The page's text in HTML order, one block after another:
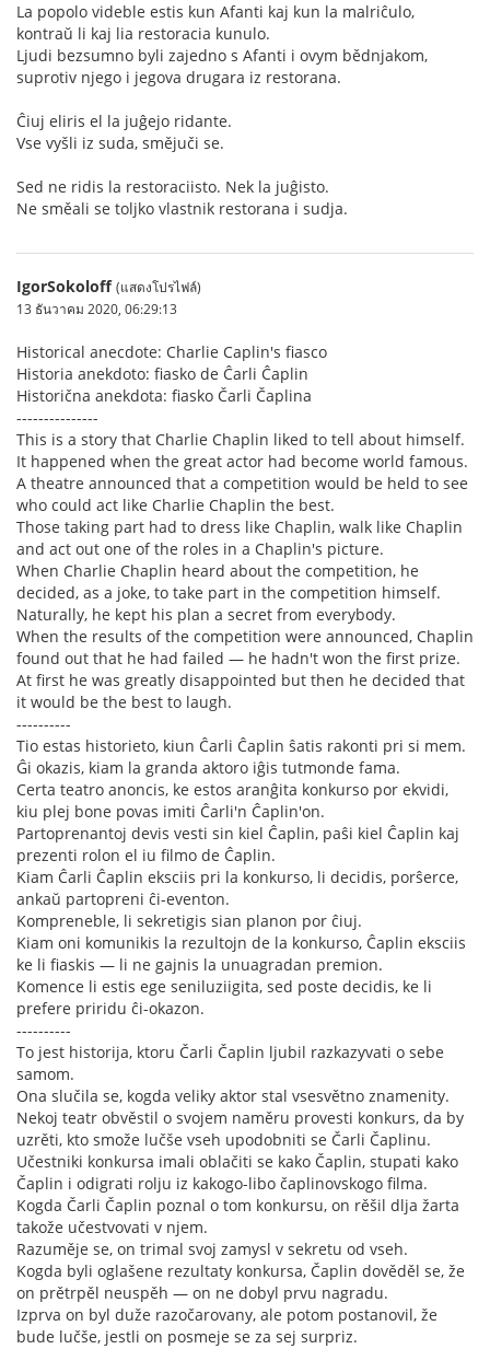
La popolo videble estis kun Afanti kaj kun la malriĉulo,
kontraŭ li kaj lia restoracia kunulo.
Ljudi bezsumno byli zajedno s Afanti i ovym bědnjakom,
suprotiv njego i jegova drugara iz restorana.
Ĉiuj eliris el la juĝejo ridante.
Vse vyšli iz suda, smějuči se.
Sed ne ridis la restoraciisto. Nek la juĝisto.
Ne směali se toljko vlastnik restorana i sudja.
IgorSokoloff (แสดงโปรไฟล์)
13 ธันวาคม 2020, 06:29:13
Historical anecdote: Charlie Caplin's fiasco
Historia anekdoto: fiasko de Ĉarli Ĉaplin
Historična anekdota: fiasko Čarli Čaplina
---------------
This is a story that Charlie Chaplin liked to tell about himself.
It happened when the great actor had become world famous.
A theatre announced that a competition would be held to see
who could act like Charlie Chaplin the best.
Those taking part had to dress like Chaplin, walk like Chaplin
and act out one of the roles in a Chaplin's picture.
When Charlie Chaplin heard about the competition, he
decided, as a joke, to take part in the competition himself.
Naturally, he kept his plan a secret from everybody.
When the results of the competition were announced, Chaplin
found out that he had failed — he hadn't won the first prize.
At first he was greatly disappointed but then he decided that
it would be the best to laugh.
----------
Tio estas historieto, kiun Ĉarli Ĉaplin ŝatis rakonti pri si mem.
Ĝi okazis, kiam la granda aktoro iĝis tutmonde fama.
Certa teatro anoncis, ke estos aranĝita konkurso por ekvidi,
kiu plej bone povas imiti Ĉarli'n Ĉaplin'on.
Partoprenantoj devis vesti sin kiel Ĉaplin, paŝi kiel Ĉaplin kaj
prezenti rolon el iu filmo de Ĉaplin.
Kiam Ĉarli Ĉaplin eksciis pri la konkurso, li decidis, porŝerce,
ankaŭ partopreni ĉi-eventon.
Kompreneble, li sekretigis sian planon por ĉiuj.
Kiam oni komunikis la rezultojn de la konkurso, Ĉaplin eksciis
ke li fiaskis — li ne gajnis la unuagradan premion.
Komence li estis ege seniluziigita, sed poste decidis, ke li
prefere priridu ĉi-okazon.
----------
To jest historija, ktoru Čarli Čaplin ljubil razkazyvati o sebe
samom.
Ona slučila se, kogda veliky aktor stal vsesvětno znamenity.
Nekoj teatr obvěstil o svojem naměru provesti konkurs, da by
uzrěti, kto smože lučše vseh upodobniti se Čarli Čaplinu.
Učestniki konkursa imali oblačiti se kako Čaplin, stupati kako
Čaplin i odigrati rolju iz kakogo-libo čaplinovskogo filma.
Kogda Čarli Čaplin poznal o tom konkursu, on rěšil dlja žarta
takože učestvovati v njem.
Razuměje se, on trimal svoj zamysl v sekretu od vseh.
Kogda byli oglašene rezultaty konkursa, Čaplin dověděl se, že
on prětrpěl neuspěh — on ne dobyl prvu nagradu.
Izprva on byl duže razočarovany, ale potom postanovil, že
bude lučše, jestli on posmeje se za sej surpriz.